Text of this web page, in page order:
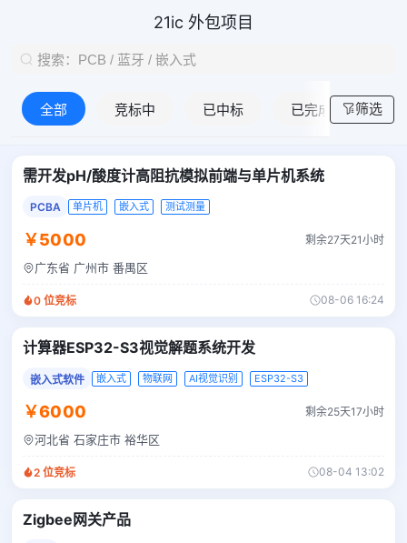
21ic 外包项目
全部 竞标中 已中标 已完成 筛选
需开发pH/酸度计高阻抗模拟前端与单片机系统
PCBA 单片机 嵌入式 测试测量
￥5000 剩余27天21小时
广东省 广州市 番禺区
0 位竞标 08-06 16:24
计算器ESP32-S3视觉解题系统开发
嵌入式软件 嵌入式 物联网 AI视觉识别 ESP32-S3
￥6000 剩余25天17小时
河北省 石家庄市 裕华区
2 位竞标 08-04 13:02
Zigbee网关产品